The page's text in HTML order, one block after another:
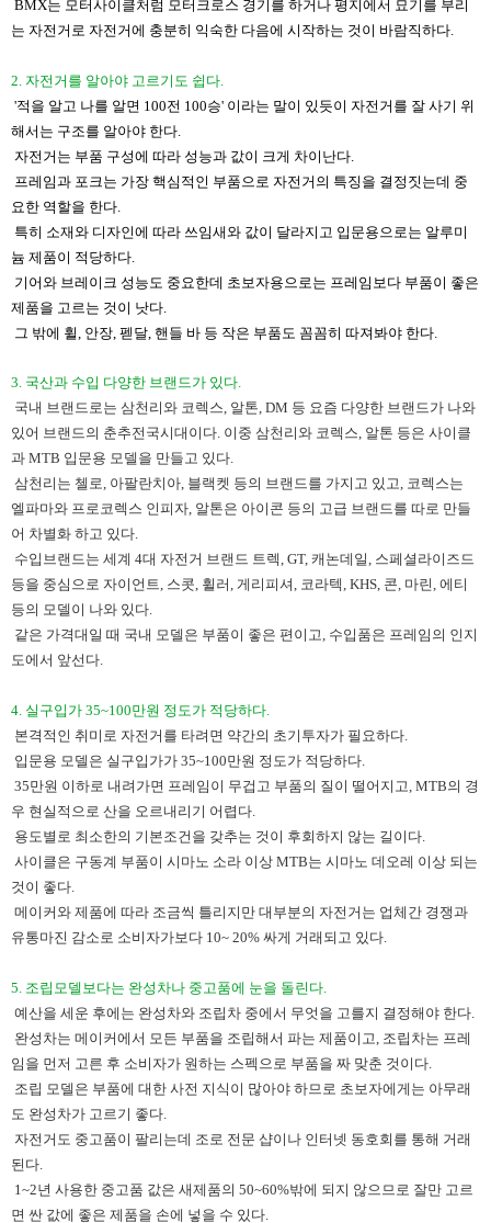
BMX는 모터사이클처럼 모터크로스 경기를 하거나 평지에서 묘기를 부리
는 자전거로 자전거에 충분히 익숙한 다음에 시작하는 것이 바람직하다.
​2. 자전거를 알아야 고르기도 쉽다.
​ '적을 알고 나를 알면 100전 100승' 이라는 말이 있듯이 자전거를 잘 사기 위
해서는 구조를 알아야 한다.
자전거는 부품 구성에 따라 성능과 값이 크게 차이난다.
프레임과 포크는 가장 핵심적인 부품으로 자전거의 특징을 결정짓는데 중
요한 역할을 한다.
​ 특히 소재와 디자인에 따라 쓰임새와 값이 달라지고 입문용으로는 알루미
늄 제품이 적당하다.
​ 기어와 브레이크 성능도 중요한데 초보자용으로는 프레임보다 부품이 좋은
제품을 고르는 것이 낫다.
​그 밖에 휠, 안장, 펟달, 핸들 바 등 작은 부품도 꼼꼼히 따져봐야 한다.
3. 국산과 수입 다양한 브랜드가 있다.
​ 국내 브랜드로는 삼천리와 코렉스, 알톤, DM 등 요즘 다양한 브랜드가 나와
있어 브랜드의 춘추전국시대이다. 이중 삼천리와 코렉스, 알톤 등은 사이클
과 MTB 입문용 모델을 만들고 있다.
삼천리는 첼로, 아팔란치아, 블랙켓 등의 브랜드를 가지고 있고, 코렉스는
엘파마와 프로코렉스 인피자, 알톤은 아이콘 등의 고급 브랜드를 따로 만들
어 차별화 하고 있다.
수입브랜드는 세계 4대 자전거 브랜드 트렉, GT, 캐논데일, 스페셜라이즈드
등을 중심으로 자이언트, 스콧, 휠러, 게리피셔, 코라텍, KHS, 콘, 마린, 에티
등의 모델이 나와 있다.
같은 가격대일 때 국내 모델은 부품이 좋은 편이고, 수입품은 프레임의 인지
도에서 앞선다.
4. 실구입가 35~100만원 정도가 적당하다.
본격적인 취미로 자전거를 타려면 약간의 초기투자가 필요하다.
입문용 모델은 실구입가가 35~100만원 정도가 적당하다.
35만원 이하로 내려가면 프레임이 무겁고 부품의 질이 떨어지고, MTB의 경
우 현실적으로 산을 오르내리기 어렵다.
용도별로 최소한의 기본조건을 갖추는 것이 후회하지 않는 길이다.
사이클은 구동계 부품이 시마노 소라 이상 MTB는 시마노 데오레 이상 되는
것이 좋다.
메이커와 제품에 따라 조금씩 틀리지만 대부분의 자전거는 업체간 경쟁과
유통마진 감소로 소비자가보다 10~ 20% 싸게 거래되고 있다.
5. 조립모델보다는 완성차나 중고품에 눈을 돌린다.​
​ 예산을 세운 후에는 완성차와 조립차 중에서 무엇을 고를지 결정해야 한다.
완성차는 메이커에서 모든 부품을 조립해서 파는 제품이고, 조립차는 프레
임을 먼저 고른 후 소비자가 원하는 스펙으로 부품을 짜 맞춘 것이다.
조립 모델은 부품에 대한 사전 지식이 많아야 하므로 초보자에게는 아무래
도 완성차가 고르기 좋다.
자전거도 중고품이 팔리는데 조로 전문 샵이나 인터넷 동호회를 통해 거래
된다.
1~2년 사용한 중고품 값은 새제품의 50~60%밖에 되지 않으므로 잘만 고르
면 싼 값에 좋은 제품을 손에 넣을 수 있다.